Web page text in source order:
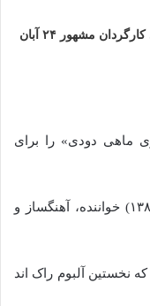
درگذشت رجبعلی عبادی کارگردان مشهور ۲۴ آبان
ماهی دودی» را برای
فرهاد مِهراد (۲۹ دی ۱۳۲۲ – ۹ شهریور ۱۳۸۱) خواننده، آهنگساز و
نخستین آلبوم راک اند